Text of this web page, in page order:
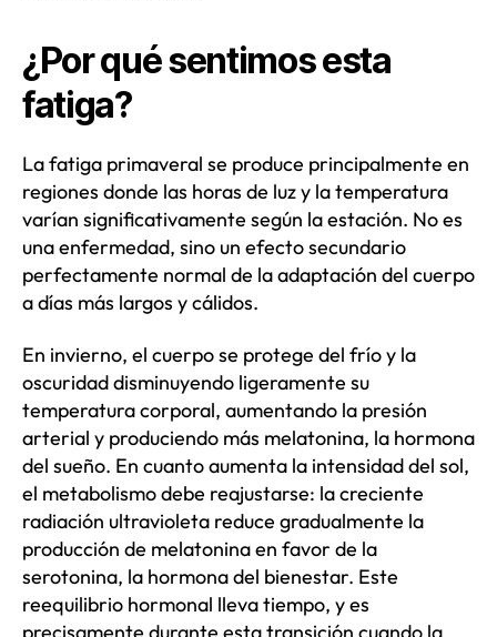
¿Por qué sentimos esta
fatiga?
La fatiga primaveral se produce principalmente en
regiones donde las horas de luz y la temperatura
varían significativamente según la estación. No es
una enfermedad, sino un efecto secundario
perfectamente normal de la adaptación del cuerpo
a días más largos y cálidos.
En invierno, el cuerpo se protege del frío y la
oscuridad disminuyendo ligeramente su
temperatura corporal, aumentando la presión
arterial y produciendo más melatonina, la hormona
del sueño. En cuanto aumenta la intensidad del sol,
el metabolismo debe reajustarse: la creciente
radiación ultravioleta reduce gradualmente la
producción de melatonina en favor de la
serotonina, la hormona del bienestar. Este
reequilibrio hormonal lleva tiempo, y es